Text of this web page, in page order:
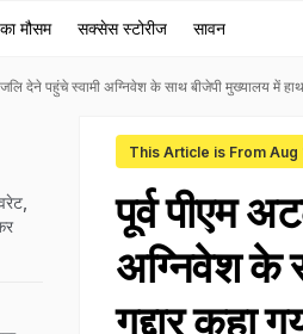
मौसम सक्सेस स्टोरीज सावन
देने पहुंचे स्वामी अग्निवेश के साथ बीजेपी मुख्यालय में
This Article is From Aug
पूर्व पीएम
अग्निवेश के
गद्दार कहा